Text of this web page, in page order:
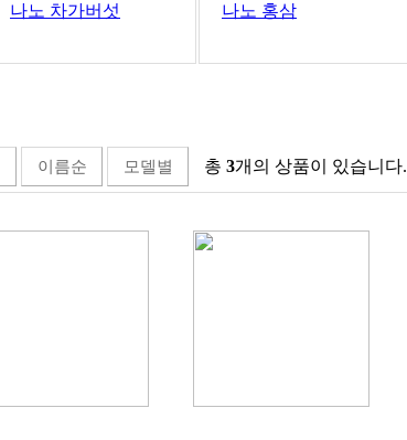
나노 차가버섯 나노 홍삼
이름순 모델별 총 3개의 상품이 있습니다.